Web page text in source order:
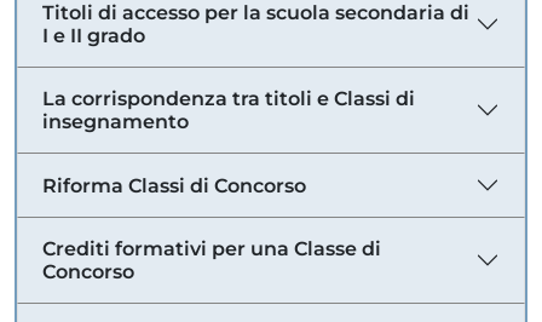
Titoli di accesso per la scuola secondaria di
I e II grado
La corrispondenza tra titoli e Classi di
insegnamento
Riforma Classi di Concorso
Crediti formativi per una Classe di
Concorso